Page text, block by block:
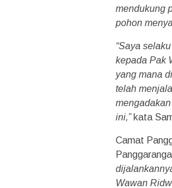
mendukung
pohon
“Saya
kepada Pak
yang mana
telah
ini,”kata
Camat
Wawan